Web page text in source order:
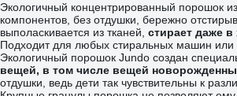
Экологичный концентрированный порошок
компонентов, без отдушки, бережно
выполаскивается из тканей, стирает даже
Подходит для любых стиральных машин или
Экологичный порошок Jundo cоздан
вещей, в том числе вещей
отдушки, ведь дети так чувствительны к